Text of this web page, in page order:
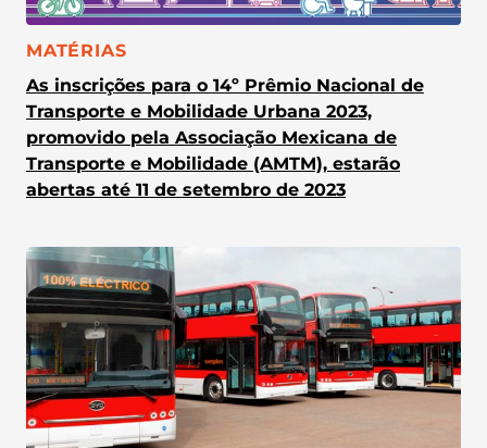
CATEGORIA:
MATÉRIAS
As inscrições para o 14º Prêmio Nacional de
Transporte e Mobilidade Urbana 2023,
promovido pela Associação Mexicana de
Transporte e Mobilidade (AMTM), estarão
abertas até 11 de setembro de 2023